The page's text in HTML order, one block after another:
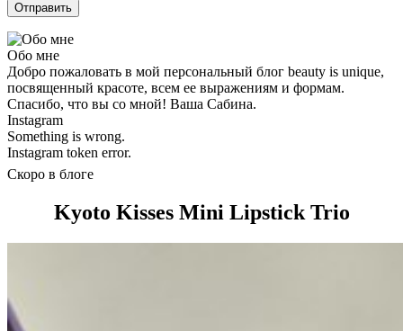
Обо мне
Добро пожаловать в мой персональный блог beauty is unique,
посвященный красоте, всем ее выражениям и формам.
Спасибо, что вы со мной! Ваша Сабина.
Instagram
Something is wrong.
Instagram token error.
Скоро в блоге
Kyoto Kisses Mini Lipstick Trio